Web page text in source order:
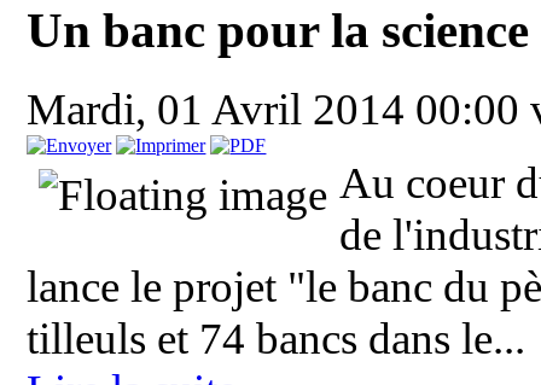
Un banc pour la science
Mardi, 01 Avril 2014 00:00
Au coeur
de
lance le projet "le banc du
tilleuls et 74 bancs dans le...